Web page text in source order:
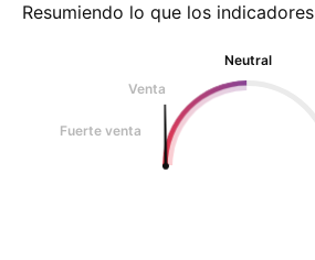
Resumiendo lo que los indicadores
Neutral
Venta
Fuerte venta